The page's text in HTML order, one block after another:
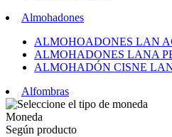
Almohadones
ALMOHOADONES LAN
ALMOHADONES LANA
ALMOHADÓN CISNE
Alfombras
Moneda
Según producto